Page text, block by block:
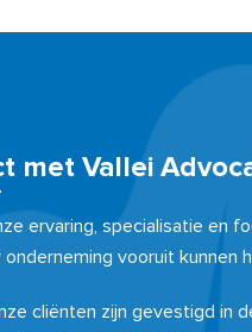
met Vallei
ervaring, specialisatie en
onderneming vooruit kunnen
cliënten zijn gevestigd in